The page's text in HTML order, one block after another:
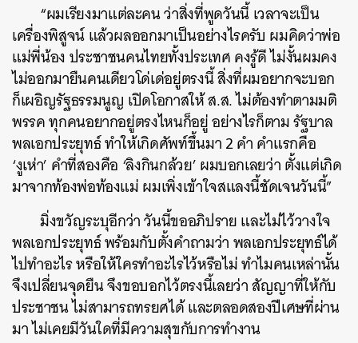
“ผมเรียงมาแต่ละคน ว่าสิ่งที่พูดวันนี้ เวลาจะเป็น
เครื่องพิสูจน์ แล้วผลออกมาเป็นอย่างไรครับ ผมคิดว่าพ่อ
แม่พี่น้อง ประชาชนคนไทยทั้งประเทศ คงรู้ดี ไม่งั้นผมคง
ไม่ออกมายืนคนเดียวโด่เด่อยู่ตรงนี้ สิ่งที่ผมอยากจะบอก
ก็เผอิญรัฐธรรมนูญ เปิดโอกาสให้ ส.ส. ไม่ต้องทำตามมติ
พรรค ทุกคนอยากอยู่ตรงไหนก็อยู่ อย่างไรก็ตาม รัฐบาล
พลเอกประยุทธ์ ทำให้เกิดศัพท์ขึ้นมา 2 คำ คำแรกคือ
‘งูเห่า’ คำที่สองคือ ‘ลิงกินกล้วย’ ผมบอกเลยว่า ตั้งแต่เกิด
มาจากท้องพ่อท้องแม่ ผมเพิ่งเข้าใจสแลงนี้ชัดเจนวันนี้”
มิ่งขวัญระบุอีกว่า วันนี้ขออภิปราย และไม่ไว้วางใจ
พลเอกประยุทธ์ พร้อมกับตั้งคำถามว่า พลเอกประยุทธ์ได้
ไปทำอะไร หรือให้ใครทำอะไรไว้หรือไม่ ทำไมคนเหล่านั้น
จึงเปลี่ยนจุดยืน จึงขอบอกไว้ตรงนี้เลยว่า สัญญาที่ให้กับ
ประชาชน ไม่สามารถทรยศได้ และตลอดสองปีเศษที่ผ่าน
มา ไม่เคยมีวันใดที่มีความสุขกับการทำงาน